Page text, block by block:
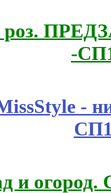
-
-
и огород.